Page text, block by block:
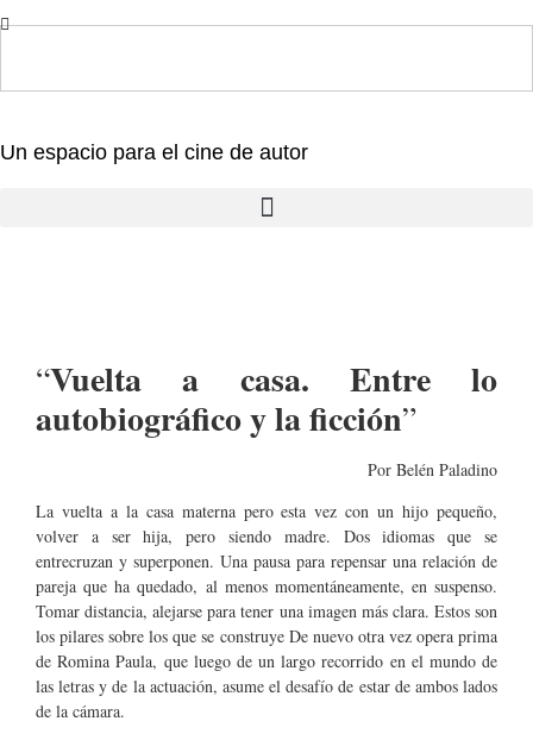
Un espacio para el cine de autor
“Vuelta a casa. Entre lo
autobiográfico y la ficción”
Por Belén Paladino
La vuelta a la casa materna pero esta vez con un hijo pequeño,
volver a ser hija, pero siendo madre. Dos idiomas que se
entrecruzan y superponen. Una pausa para repensar una relación de
pareja que ha quedado, al menos momentáneamente, en suspenso.
Tomar distancia, alejarse para tener una imagen más clara. Estos son
los pilares sobre los que se construye De nuevo otra vez opera prima
de Romina Paula, que luego de un largo recorrido en el mundo de
las letras y de la actuación, asume el desafío de estar de ambos lados
de la cámara.